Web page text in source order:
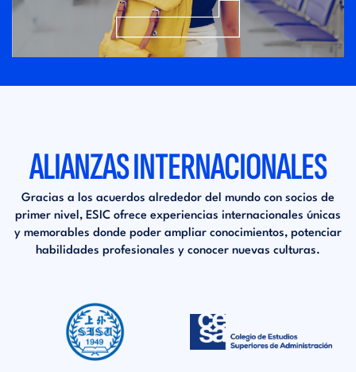
ALIANZAS INTERNACIONALES
Gracias a los acuerdos alrededor del mundo con socios de
primer nivel, ESIC ofrece experiencias internacionales únicas
y memorables donde poder ampliar conocimientos, potenciar
habilidades profesionales y conocer nuevas culturas.